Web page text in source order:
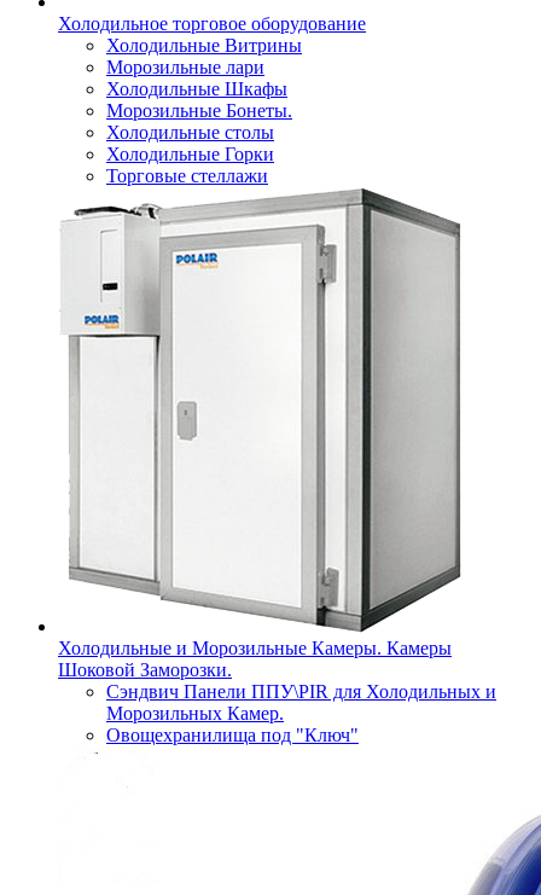
Холодильное торговое оборудование
Холодильные Витрины
Морозильные лари
Холодильные Шкафы
Морозильные Бонеты.
Холодильные столы
Холодильные Горки
Торговые стеллажи
Холодильные и Морозильные Камеры. Камеры
Шоковой Заморозки.
Сэндвич Панели ППУ\PIR для Холодильных и
Морозильных Камер.
Овощехранилища под "Ключ"